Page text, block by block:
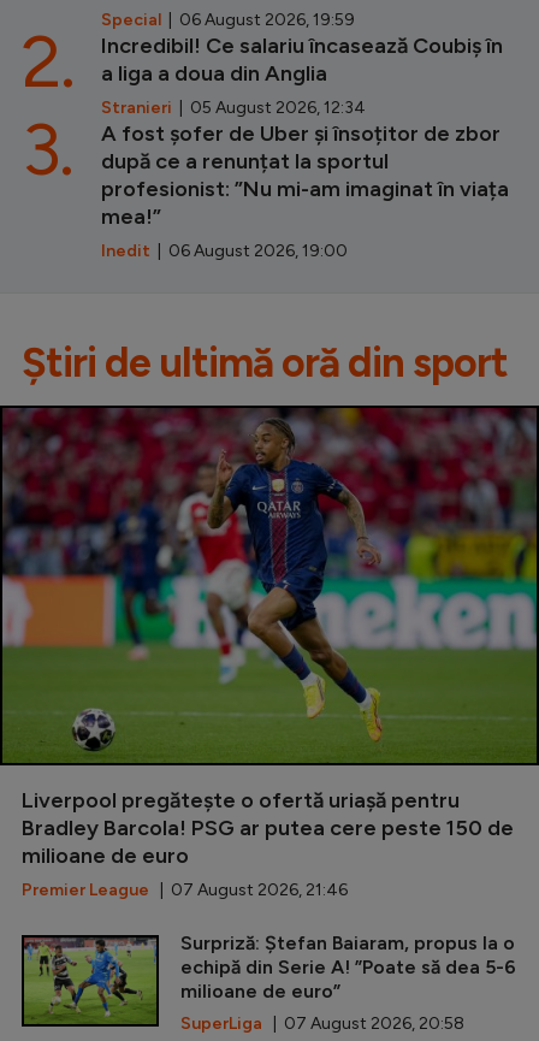
Special | 06 August 2026, 19:59
Incredibil! Ce salariu încasează Coubiș în
a liga a doua din Anglia
Stranieri | 05 August 2026, 12:34
2.
A fost șofer de Uber și însoțitor de zbor
după ce a renunțat la sportul
profesionist: ”Nu mi-am imaginat în viața
mea!”
Inedit | 06 August 2026, 19:00
3.
Știri de ultimă oră din sport
Liverpool pregătește o ofertă uriașă pentru
Bradley Barcola! PSG ar putea cere peste 150 de
milioane de euro
Premier League | 07 August 2026, 21:46
Surpriză: Ștefan Baiaram, propus la o
echipă din Serie A! ”Poate să dea 5-6
milioane de euro”
SuperLiga | 07 August 2026, 20:58